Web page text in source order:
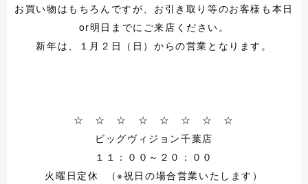
お買い物はもちろんですが、お引き取り等のお客様も本日
or明日までにご来店ください。
新年は、１月２日（日）からの営業となります。
☆ ☆ ☆ ☆ ☆ ☆ ☆ ☆
ビッグヴィジョン千葉店
１１：００～２０：００
火曜日定休 （※祝日の場合営業いたします）